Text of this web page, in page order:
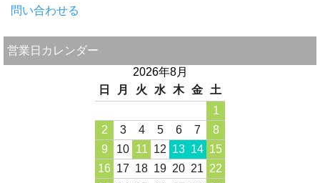
問い合わせる
営業日カレンダー
2026年8月
日
月 火 水 木 金
土
1
2
3 4 5 6 7
8
9
10 11 12 13 14 15
16 17 18 19 20 21 22